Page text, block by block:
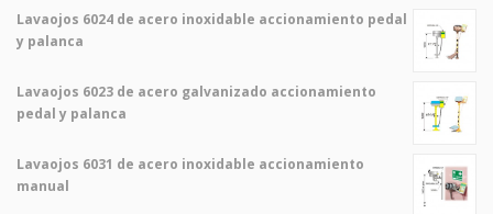
Lavaojos 6024 de acero inoxidable accionamiento pedal
y palanca
Lavaojos 6023 de acero galvanizado accionamiento
pedal y palanca
Lavaojos 6031 de acero inoxidable accionamiento
manual